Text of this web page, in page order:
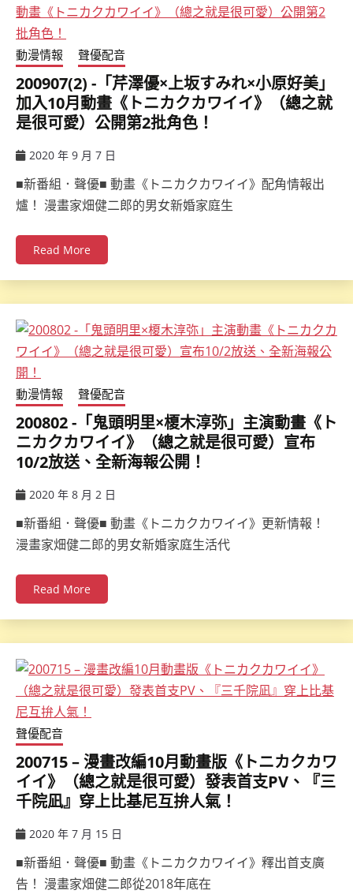
動漫情報 聲優配音
200907(2) -「芹澤優×上坂すみれ×小原好美」
加入10月動畫《トニカクカワイイ》（總之就
是很可愛）公開第2批角色！
2020 年 9 月 7 日
■新番組．聲優■ 動畫《トニカクカワイイ》配角情報出
爐！ 漫畫家畑健二郎的男女新婚家庭生
Read More
動漫情報 聲優配音
200802 -「鬼頭明里×榎木淳弥」主演動畫《ト
ニカクカワイイ》（總之就是很可愛）宣布
10/2放送、全新海報公開！
2020 年 8 月 2 日
■新番組．聲優■ 動畫《トニカクカワイイ》更新情報！
漫畫家畑健二郎的男女新婚家庭生活代
Read More
聲優配音
200715 – 漫畫改編10月動畫版《トニカクカワ
イイ》（總之就是很可愛）發表首支PV、『三
千院凪』穿上比基尼互拚人氣！
2020 年 7 月 15 日
■新番組．聲優■ 動畫《トニカクカワイイ》釋出首支廣
告！ 漫畫家畑健二郎從2018年底在